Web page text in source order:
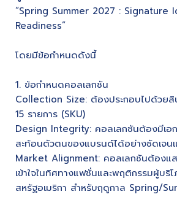
“Spring Summer 2027 :
Readiness”
โดยมีข้อกำหนดดังนี้
1. ข้อกำหนดคอลเลกชัน
Collection Size: ต้องประกอบไปด้วย
15 รายการ (SKU)
Design Integrity: คอลเลกชันต้องมีเอ
สะท้อนตัวตนของแบรนด์ได้อย่างชัดเจน
Market Alignment: คอลเลกชันต้องแส
เข้าใจในทิศทางแฟชั่นและพฤติกรรมผู้บริ
สหรัฐอเมริกา สำหรับฤดูกาล Spring/